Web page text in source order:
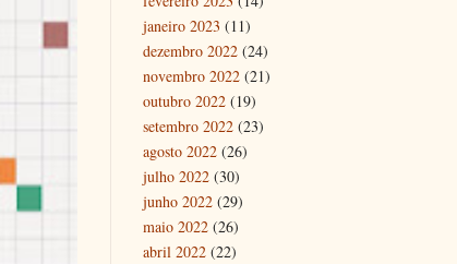
janeiro 2023 (11)
dezembro 2022 (24)
novembro 2022 (21)
outubro 2022 (19)
setembro 2022 (23)
agosto 2022 (26)
julho 2022 (30)
junho 2022 (29)
maio 2022 (26)
abril 2022 (22)